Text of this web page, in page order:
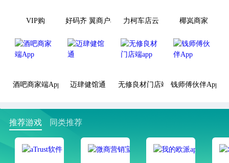
VIP购 好码齐 翼商户app 力柯车店云 椰岚商家
酒吧商家端App 迈肆健馆通 无修良材门店端app钱师傅伙伴App
推荐游戏 同类推荐